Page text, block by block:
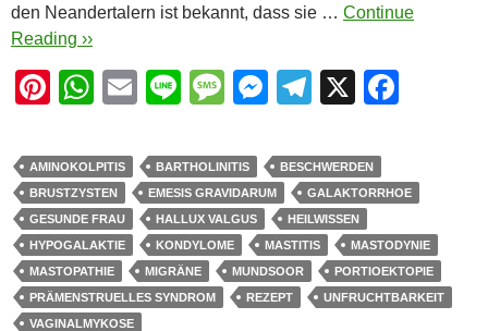
den Neandertalern ist bekannt, dass sie … Continue
Reading ››
Pi
er
e
st
W
at
s
A
p
p
E
ail
Li
e
M
ss
a
g
e
M
ss
e
n
g
er
T
e
gr
a
m
X
e
b
o
o
AMINOKOLPITIS BARTHOLINITIS
BESCHWERDEN
BRUSTZYSTEN
EMESIS GRAVIDARUM
GALAKTORRHOE
GESUNDE FRAU
HALLUX VALGUS
HEILWISSEN
HYPOGALAKTIE
KONDYLOME MASTITIS
MASTODYNIE
MASTOPATHIE
MIGRÄNE MUNDSOOR
PORTIOEKTOPIE
PRÄMENSTRUELLES SYNDROM
REZEPT
UNFRUCHTBARKEIT
VAGINALMYKOSE